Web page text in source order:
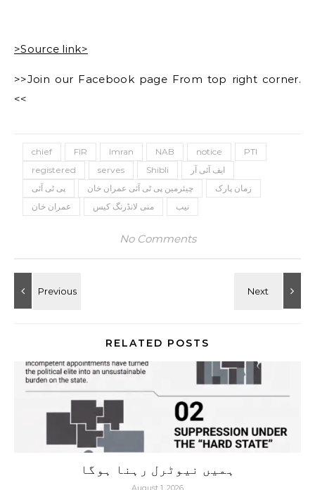
>Source link>
>>Join our Facebook page From top right corner.
<<
chief FIR Imran NAB notice
PTI
registered
serves Shibli
ایف آئی آر
پی ٹی آئی
چیئرمین پی ٹی آئی عمران خان
زمان پارک
عمران خان
منی لانڈرنگ کیس نیب
No Comments
RELATED POSTS
ہمیں نیوٹرل رہنا ہوگا
August 1, 2026